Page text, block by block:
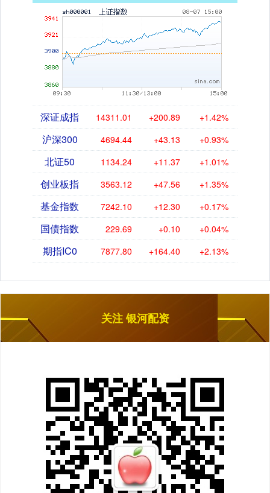
深证成指 14311.01 +200.89 +1.42%
沪深300 4694.44 +43.13 +0.93%
北证50 1134.24 +11.37 +1.01%
创业板指 3563.12 +47.56 +1.35%
基金指数 7242.10 +12.30 +0.17%
国债指数 229.69 +0.10 +0.04%
期指IC0 7877.80 +164.40 +2.13%
关注 银河配资